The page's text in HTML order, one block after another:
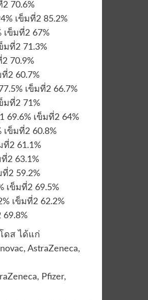
70.6%
เข็มที่2 85.2%
เข็มที่2 67%
มที่2 71.3%
70.9%
2 60.7%
เข็มที่2 66.7%
มที่2 71%
69.6% เข็มที่2 64%
เข็มที่2 60.8%
ที่2 61.1%
2 63.1%
2 59.2%
เข็มที่2 69.5%
เข็มที่2 62.2%
ดส ได้แก่
AstraZeneca,
Pfizer,